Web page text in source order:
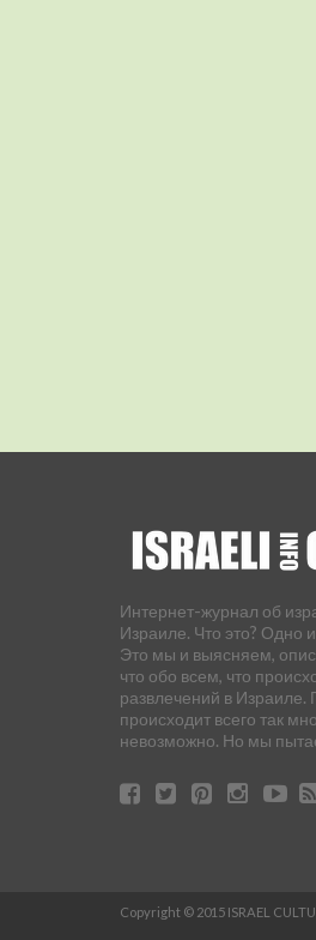
Интернет-журнал об
Израиле. Что это? Одно
Это мы и выясняем,
что обо всем, что
развлечений в Израиле.
происходит всего так
невозможно. Но мы
Copyright © 2015 ISRAEL